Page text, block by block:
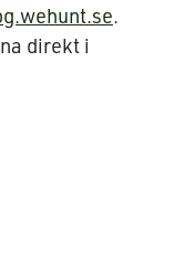
.
direkt i